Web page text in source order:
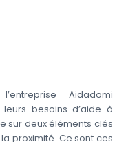
Aidadomi
besoins d’aide à
sur deux éléments clés
proximité. Ce sont ces